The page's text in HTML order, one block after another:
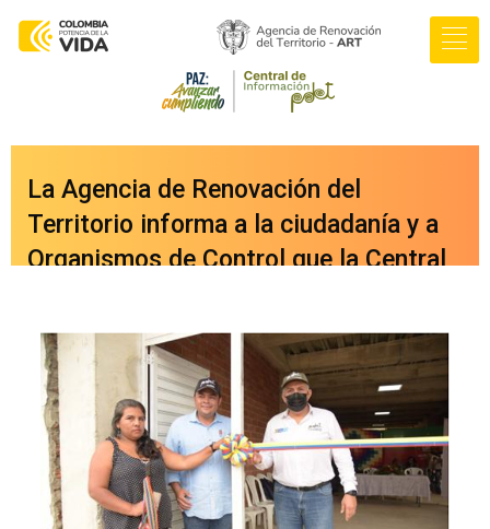
La Agencia de Renovación del
Territorio informa a la ciudadanía y a
Organismos de Control que la Central
una nueva versión integrada a nuestro
portal web
oficial
www.renovacionterritorio.gov.co
/central-pdet, a la cual se puede
acceder directamente haciendo clic
aquí